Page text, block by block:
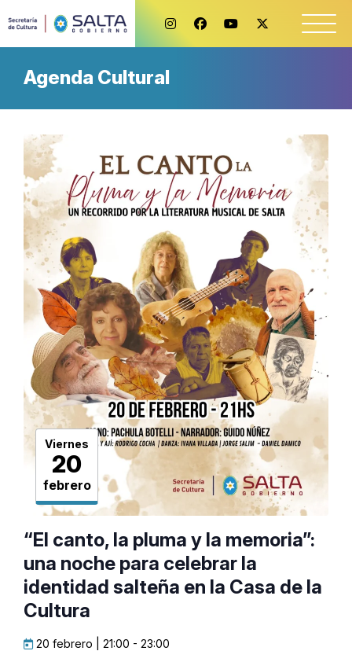
Agenda Cultural
Viernes
20
febrero
“El canto, la pluma y la memoria”:
una noche para celebrar la
identidad salteña en la Casa de la
Cultura
20 febrero | 21:00 - 23:00